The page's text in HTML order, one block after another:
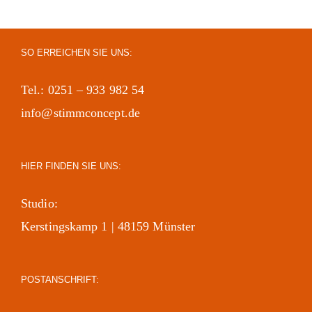
SO ERREICHEN SIE UNS:
Tel.: 0251 – 933 982 54
info@stimmconcept.de
HIER FINDEN SIE UNS:
Studio:
Kerstingskamp 1 | 48159 Münster
POSTANSCHRIFT: